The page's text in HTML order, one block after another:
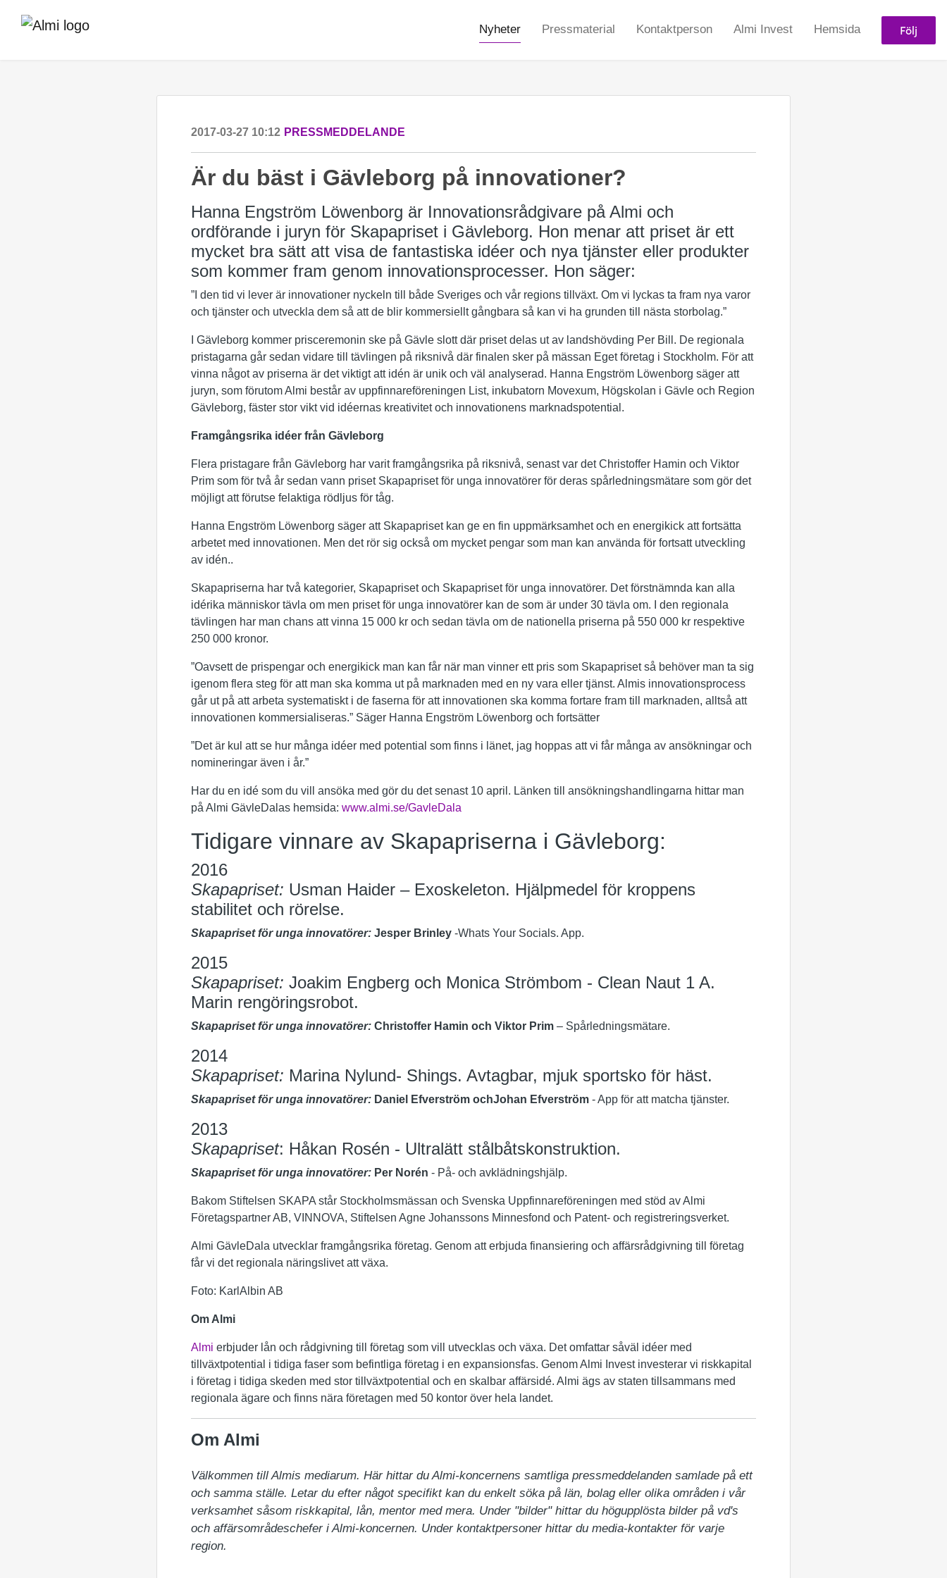
Nyheter Pressmaterial Kontaktperson Almi Invest Hemsida Följ
2017-03-27 10:12 PRESSMEDDELANDE
Är du bäst i Gävleborg på innovationer?
Hanna Engström Löwenborg är Innovationsrådgivare på Almi och
ordförande i juryn för Skapapriset i Gävleborg. Hon menar att priset är ett
mycket bra sätt att visa de fantastiska idéer och nya tjänster eller produkter
som kommer fram genom innovationsprocesser. Hon säger:
”I den tid vi lever är innovationer nyckeln till både Sveriges och vår regions tillväxt. Om vi lyckas ta fram nya varor
och tjänster och utveckla dem så att de blir kommersiellt gångbara så kan vi ha grunden till nästa storbolag.”
I Gävleborg kommer prisceremonin ske på Gävle slott där priset delas ut av landshövding Per Bill. De regionala
pristagarna går sedan vidare till tävlingen på riksnivå där finalen sker på mässan Eget företag i Stockholm. För att
vinna något av priserna är det viktigt att idén är unik och väl analyserad. Hanna Engström Löwenborg säger att
juryn, som förutom Almi består av uppfinnareföreningen List, inkubatorn Movexum, Högskolan i Gävle och Region
Gävleborg, fäster stor vikt vid idéernas kreativitet och innovationens marknadspotential.
Framgångsrika idéer från Gävleborg
Flera pristagare från Gävleborg har varit framgångsrika på riksnivå, senast var det Christoffer Hamin och Viktor
Prim som för två år sedan vann priset Skapapriset för unga innovatörer för deras spårledningsmätare som gör det
möjligt att förutse felaktiga rödljus för tåg.
Hanna Engström Löwenborg säger att Skapapriset kan ge en fin uppmärksamhet och en energikick att fortsätta
arbetet med innovationen. Men det rör sig också om mycket pengar som man kan använda för fortsatt utveckling
av idén..
Skapapriserna har två kategorier, Skapapriset och Skapapriset för unga innovatörer. Det förstnämnda kan alla
idérika människor tävla om men priset för unga innovatörer kan de som är under 30 tävla om. I den regionala
tävlingen har man chans att vinna 15 000 kr och sedan tävla om de nationella priserna på 550 000 kr respektive
250 000 kronor.
”Oavsett de prispengar och energikick man kan får när man vinner ett pris som Skapapriset så behöver man ta sig
igenom flera steg för att man ska komma ut på marknaden med en ny vara eller tjänst. Almis innovationsprocess
går ut på att arbeta systematiskt i de faserna för att innovationen ska komma fortare fram till marknaden, alltså att
innovationen kommersialiseras.” Säger Hanna Engström Löwenborg och fortsätter
”Det är kul att se hur många idéer med potential som finns i länet, jag hoppas att vi får många av ansökningar och
nomineringar även i år.”
Har du en idé som du vill ansöka med gör du det senast 10 april. Länken till ansökningshandlingarna hittar man
på Almi GävleDalas hemsida: www.almi.se/GavleDala
Tidigare vinnare av Skapapriserna i Gävleborg:
2016
Skapapriset: Usman Haider – Exoskeleton. Hjälpmedel för kroppens
stabilitet och rörelse.
Skapapriset för unga innovatörer: Jesper Brinley -Whats Your Socials. App.
2015
Skapapriset: Joakim Engberg och Monica Strömbom - Clean Naut 1 A.
Marin rengöringsrobot.
Skapapriset för unga innovatörer: Christoffer Hamin och Viktor Prim – Spårledningsmätare.
2014
Skapapriset: Marina Nylund- Shings. Avtagbar, mjuk sportsko för häst.
Skapapriset för unga innovatörer: Daniel Efverström ochJohan Efverström - App för att matcha tjänster.
2013
Skapapriset: Håkan Rosén - Ultralätt stålbåtskonstruktion.
Skapapriset för unga innovatörer: Per Norén - På- och avklädningshjälp.
Bakom Stiftelsen SKAPA står Stockholmsmässan och Svenska Uppfinnareföreningen med stöd av Almi
Företagspartner AB, VINNOVA, Stiftelsen Agne Johanssons Minnesfond och Patent- och registreringsverket.
Almi GävleDala utvecklar framgångsrika företag. Genom att erbjuda finansiering och affärsrådgivning till företag
får vi det regionala näringslivet att växa.
Foto: KarlAlbin AB
Om Almi
Almi erbjuder lån och rådgivning till företag som vill utvecklas och växa. Det omfattar såväl idéer med
tillväxtpotential i tidiga faser som befintliga företag i en expansionsfas. Genom Almi Invest investerar vi riskkapital
i företag i tidiga skeden med stor tillväxtpotential och en skalbar affärsidé. Almi ägs av staten tillsammans med
regionala ägare och finns nära företagen med 50 kontor över hela landet.
Om Almi
Välkommen till Almis mediarum. Här hittar du Almi-koncernens samtliga pressmeddelanden samlade på ett
och samma ställe. Letar du efter något specifikt kan du enkelt söka på län, bolag eller olika områden i vår
verksamhet såsom riskkapital, lån, mentor med mera. Under "bilder" hittar du högupplösta bilder på vd's
och affärsområdeschefer i Almi-koncernen. Under kontaktpersoner hittar du media-kontakter för varje
region.